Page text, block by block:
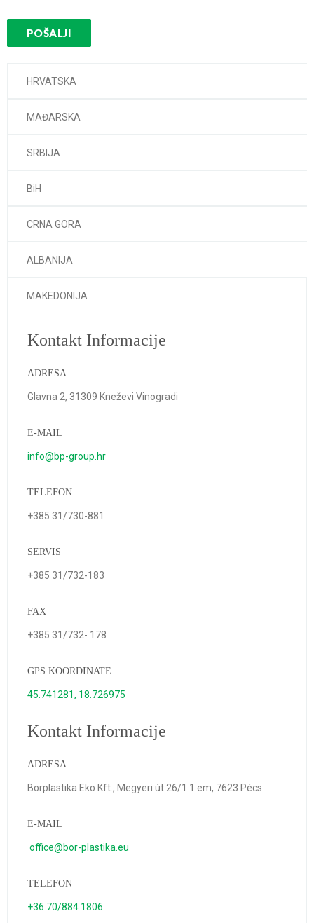
HRVATSKA
MAĐARSKA
SRBIJA
BiH
CRNA GORA
ALBANIJA
MAKEDONIJA
Kontakt Informacije
ADRESA
Glavna 2, 31309 Kneževi Vinogradi
E-MAIL
info@bp-group.hr
TELEFON
+385 31/730-881
SERVIS
+385 31/732-183
FAX
+385 31/732- 178
GPS KOORDINATE
45.741281, 18.726975
Kontakt Informacije
ADRESA
Borplastika Eko Kft., Megyeri út 26/1 1.em, 7623 Pécs
E-MAIL
office@bor-plastika.eu
TELEFON
+36 70/884 1806